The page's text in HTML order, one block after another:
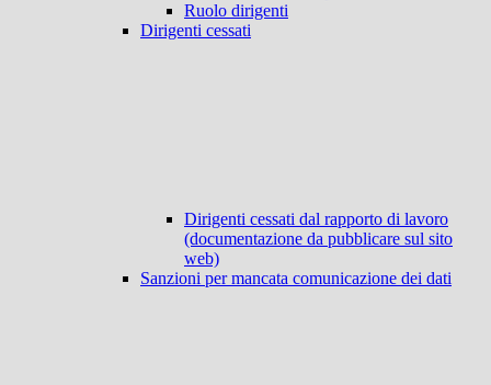
Ruolo dirigenti
Dirigenti cessati
Dirigenti cessati dal rapporto di lavoro
(documentazione da pubblicare sul sito
web)
Sanzioni per mancata comunicazione dei dati